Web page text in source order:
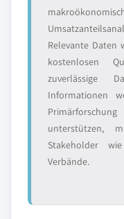
Relevante Daten
kostenlosen
zuverlässige
Informationen
unterstützen,
Stakeholder
Verbände.